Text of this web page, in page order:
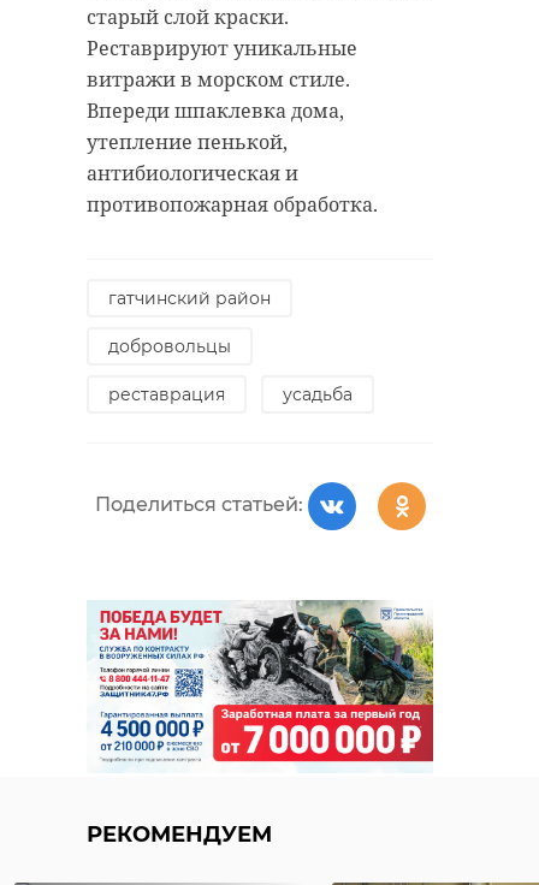
старый слой краски.
Реставрируют уникальные
витражи в морском стиле.
Впереди шпаклевка дома,
утепление пенькой,
антибиологическая и
противопожарная обработка.
гатчинский район
добровольцы
реставрация усадьба
Поделиться статьей:
РЕКОМЕНДУЕМ